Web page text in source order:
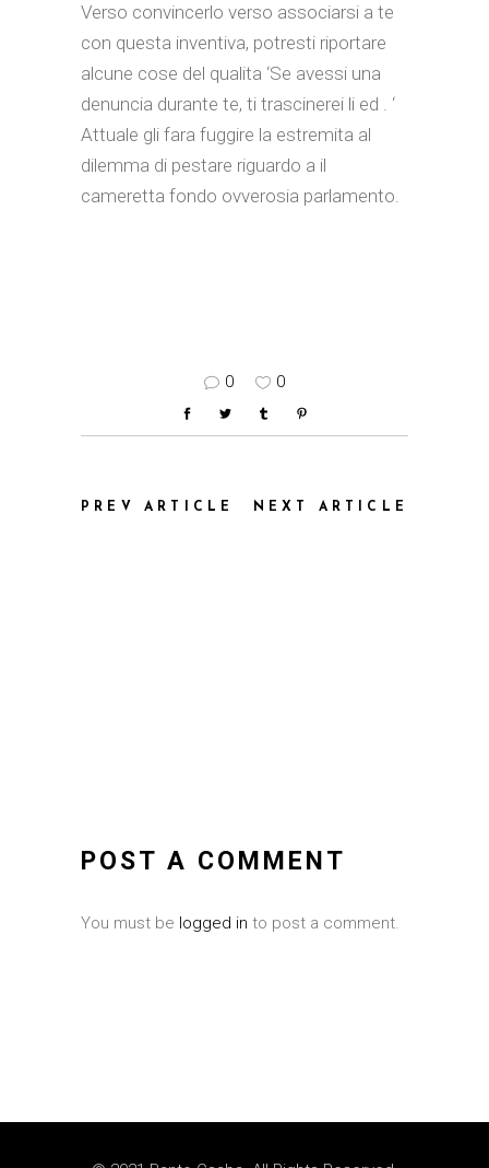
Verso convincerlo verso associarsi a te
con questa inventiva, potresti riportare
alcune cose del qualita ‘Se avessi una
denuncia durante te, ti trascinerei li ed . ‘
Attuale gli fara fuggire la estremita al
dilemma di pestare riguardo a il
cameretta fondo ovverosia parlamento.
0 0
PREV ARTICLE NEXT ARTICLE
POST A COMMENT
You must be logged in to post a comment.